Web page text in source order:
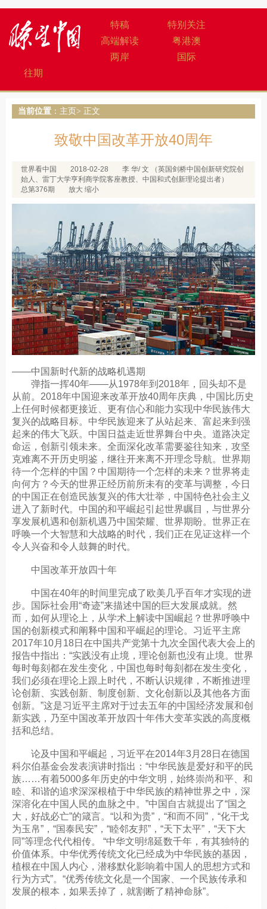
特稿
特别关注
高端解读
粤港澳
两岸
国际
往期
当前位置 ： 主页 > 正文
致敬中国改革开放40周年
世界看中国 2018-02-28
李 华/ 文 （英国剑桥中国创新研究院创
始人、雷丁大学亨利商学院客座教授、中国和式创新理论提出者）
总第376期
放大 缩小
——中国新时代新的战略机遇期
弹指一挥40年——从1978年到2018年，回头却不是
从前。2018年中国迎来改革开放40周年庆典，中国比历史
上任何时候都更接近、更有信心和能力实现中华民族伟大
复兴的战略目标。中华民族迎来了从站起来、富起来到强
起来的伟大飞跃。中国日益走近世界舞台中央。道路决定
命运，创新引领未来。全面深化改革需要鉴往知来，攻坚
克难离不开历史明鉴，继往开来离不开理念导航。世界期
待一个怎样的中国？中国期待一个怎样的未来？世界将走
向何方？今天的世界正经历前所未有的变革与调整，今日
的中国正在创造民族复兴的伟大壮举，中国特色社会主义
进入了新时代。中国的和平崛起引起世界瞩目，与世界分
享发展机遇和创新机遇乃中国荣耀、世界期盼。世界正在
呼唤一个大智慧和大战略的时代，我们正在见证这样一个
令人兴奋和令人鼓舞的时代。
中国改革开放四十年
中国在40年的时间里完成了欧美几乎百年才实现的进
步。国际社会用“奇迹”来描述中国的巨大发展成就。然
而，如何从理论上，从学术上解读中国崛起？世界呼唤中
国的创新模式和阐释中国和平崛起的理论。习近平主席
2017年10月18日在中国共产党第十九次全国代表大会上的
报告中指出：“实践没有止境，理论创新也没有止境。世界
每时每刻都在发生变化，中国也每时每刻都在发生变化，
我们必须在理论上跟上时代，不断认识规律，不断推进理
论创新、实践创新、制度创新、文化创新以及其他各方面
创新。”这是习近平主席对于过去五年的中国经济发展和创
新实践，乃至中国改革开放四十年伟大变革实践的高度概
括和总结。
论及中国和平崛起，习近平在2014年3月28日在德国
科尔伯基金会发表演讲时指出：“中华民族是爱好和平的民
族……有着5000多年历史的中华文明，始终崇尚和平、和
睦、和谐的追求深深根植于中华民族的精神世界之中，深
深溶化在中国人民的血脉之中。”中国自古就提出了“国之
大，好战必亡”的箴言。“以和为贵”，“和而不同”，“化干戈
为玉帛”，“国泰民安”，“睦邻友邦”，“天下太平”，“天下大
同”等理念代代相传。 “中华文明绵延数千年，有其独特的
价值体系。中华优秀传统文化已经成为中华民族的基因，
植根在中国人内心，潜移默化影响着中国人的思想方式和
行为方式”。“优秀传统文化是一个国家、一个民族传承和
发展的根本，如果丢掉了，就割断了精神命脉”。